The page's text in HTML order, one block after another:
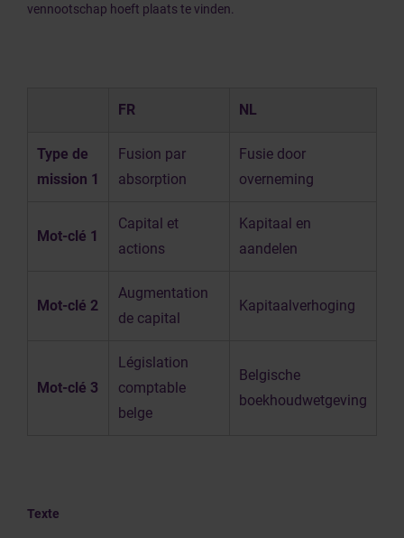
vennootschap hoeft plaats te vinden.
FR NL
Type de
mission 1
Fusion par
absorption
Fusie door
overneming
Mot-clé 1
Capital et
actions
Kapitaal en
aandelen
Mot-clé 2
Augmentation
de capital
Kapitaalverhoging
Mot-clé 3
Législation
comptable
belge
Belgische
boekhoudwetgeving
Texte